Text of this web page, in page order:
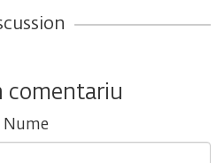
comentariu
Nume